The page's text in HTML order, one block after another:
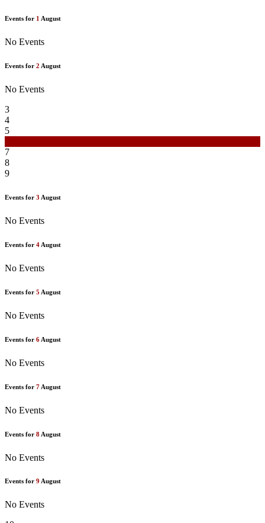
Events for 1 August
No Events
Events for 2 August
No Events
3
4
5
7
8
9
Events for 3 August
No Events
Events for 4 August
No Events
Events for 5 August
No Events
Events for 6 August
No Events
Events for 7 August
No Events
Events for 8 August
No Events
Events for 9 August
No Events